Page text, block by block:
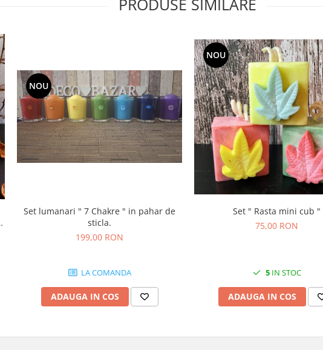
PRODUSE SIMILARE
NOU
Set lumanari " 7 Chakre " in pahar de
sticla.
199,00 RON
LA COMANDA
ADAUGA IN COS
NOU
Set " Rasta mini cub "
75,00 RON
5IN STOC
ADAUGA IN COS